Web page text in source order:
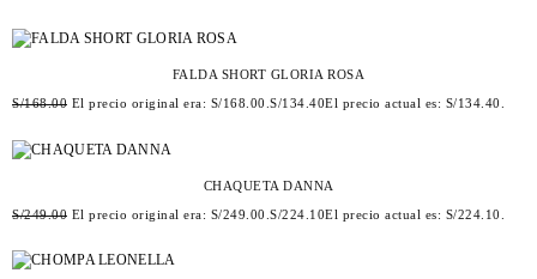
FALDA SHORT GLORIA ROSA
S/168.00 El precio original era: S/168.00. S/134.40El precio actual es: S/134.40.
CHAQUETA DANNA
S/249.00 El precio original era: S/249.00. S/224.10El precio actual es: S/224.10.